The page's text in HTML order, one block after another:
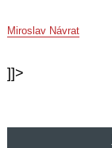
Miroslav Návrat
]]>